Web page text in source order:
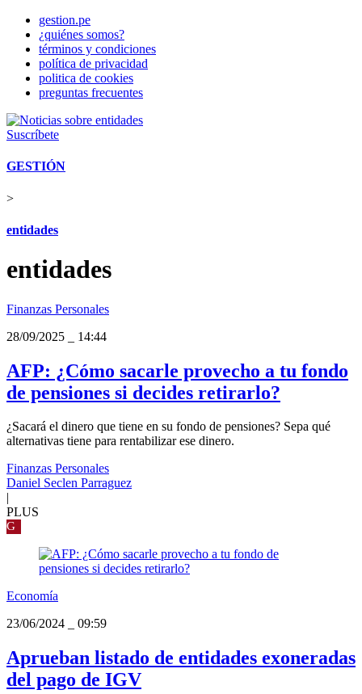
gestion.pe
¿quiénes somos?
términos y condiciones
política de privacidad
politica de cookies
preguntas frecuentes
Suscríbete
GESTIÓN
>
entidades
entidades
Finanzas Personales
28/09/2025
14:44
AFP: ¿Cómo sacarle provecho a tu fondo
de pensiones si decides retirarlo?
¿Sacará el dinero que tiene en su fondo de pensiones? Sepa qué
alternativas tiene para rentabilizar ese dinero.
Finanzas Personales
Daniel Seclen Parraguez
PLUS
G
Economía
23/06/2024
09:59
Aprueban listado de entidades exoneradas
del pago de IGV